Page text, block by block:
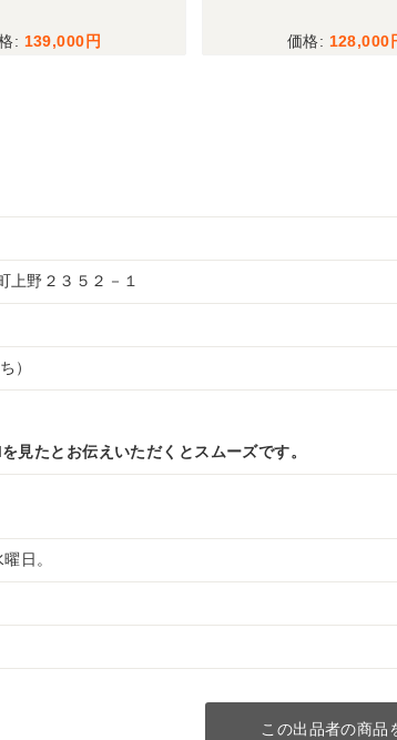
139,000 128,000
上野２３５２－１
）
見たとお伝えいただくとスムーズです。
日。
この出品者の商品